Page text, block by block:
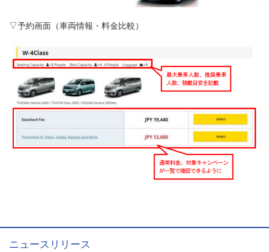
▽予約画面（車両情報・料金比較）
ニュースリリース